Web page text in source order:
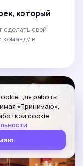
который
сделать свой
команду в
для работы
«Принимаю»,
cookie.
.